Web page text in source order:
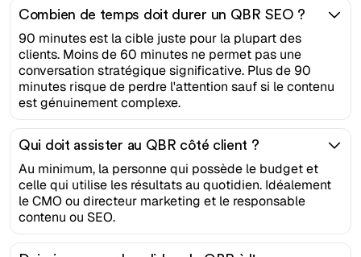
Combien de temps doit durer un QBR SEO ?
90 minutes est la cible juste pour la plupart des
clients. Moins de 60 minutes ne permet pas une
conversation stratégique significative. Plus de 90
minutes risque de perdre l'attention sauf si le contenu
est génuinement complexe.
Qui doit assister au QBR côté client ?
Au minimum, la personne qui possède le budget et
celle qui utilise les résultats au quotidien. Idéalement
le CMO ou directeur marketing et le responsable
contenu ou SEO.